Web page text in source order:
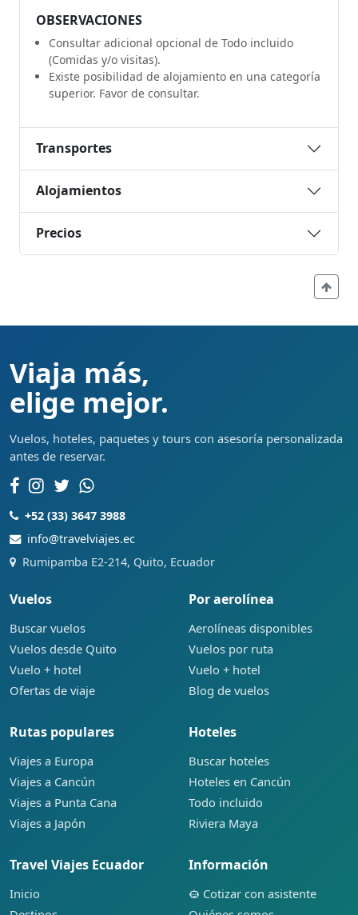
OBSERVACIONES
Consultar adicional opcional de Todo incluido
(Comidas y/o visitas).
Existe posibilidad de alojamiento en una categoría
superior. Favor de consultar.
Transportes
Alojamientos
Precios
Viaja más,
elige mejor.
Vuelos, hoteles, paquetes y tours con asesoría personalizada
antes de reservar.
+52 (33) 3647 3988
info@travelviajes.ec
Rumipamba E2-214, Quito, Ecuador
Vuelos
Buscar vuelos
Vuelos desde Quito
Vuelo + hotel
Ofertas de viaje
Por aerolínea
Aerolíneas disponibles
Vuelos por ruta
Vuelo + hotel
Blog de vuelos
Rutas populares
Viajes a Europa
Viajes a Cancún
Viajes a Punta Cana
Viajes a Japón
Hoteles
Buscar hoteles
Hoteles en Cancún
Todo incluido
Riviera Maya
Travel Viajes Ecuador
Inicio
Información
Cotizar con asistente